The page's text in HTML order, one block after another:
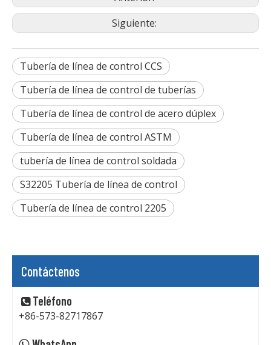
Siguiente:
Tubería de línea de control CCS
Tubería de línea de control de tuberías
Tubería de línea de control de acero dúplex
Tubería de línea de control ASTM
tubería de línea de control soldada
S32205 Tubería de línea de control
Tubería de línea de control 2205
Contáctenos
 Teléfono
+86-573-82717867